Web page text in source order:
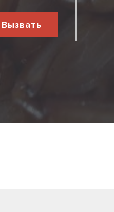
Вызвать